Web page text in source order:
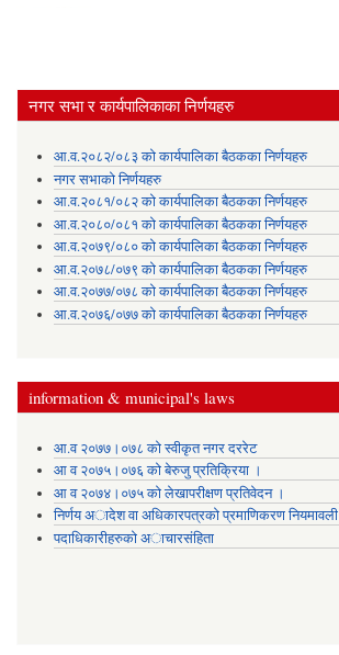
नगर सभा र कार्यपालिकाका निर्णयहरु
आ.व.२०८२/०८३ को कार्यपालिका बैठकका निर्णयहरु
नगर सभाको निर्णयहरु
आ.व.२०८१/०८२ को कार्यपालिका बैठकका निर्णयहरु
आ.व.२०८०/०८१ को कार्यपालिका बैठकका निर्णयहरु
आ.व.२०७९/०८० को कार्यपालिका बैठकका निर्णयहरु
आ.व.२०७८/०७९ को कार्यपालिका बैठकका निर्णयहरु
आ.व.२०७७/०७८ को कार्यपालिका बैठकका निर्णयहरु
आ.व.२०७६/०७७ को कार्यपालिका बैठकका निर्णयहरु
information & municipal's laws
आ.व २०७७।०७८ को स्वीकृत नगर दररेट
आ व २०७५।०७६ को बेरुजु प्रतिक्रिया ।
आ व २०७४।०७५ काे लेखापरीक्षण प्रतिवेदन ।
निर्णय अादेश वा अधिकारपत्रकाे प्रमाणिकरण नियमावली
पदाधिकारीहरुको अाचारसंहिता